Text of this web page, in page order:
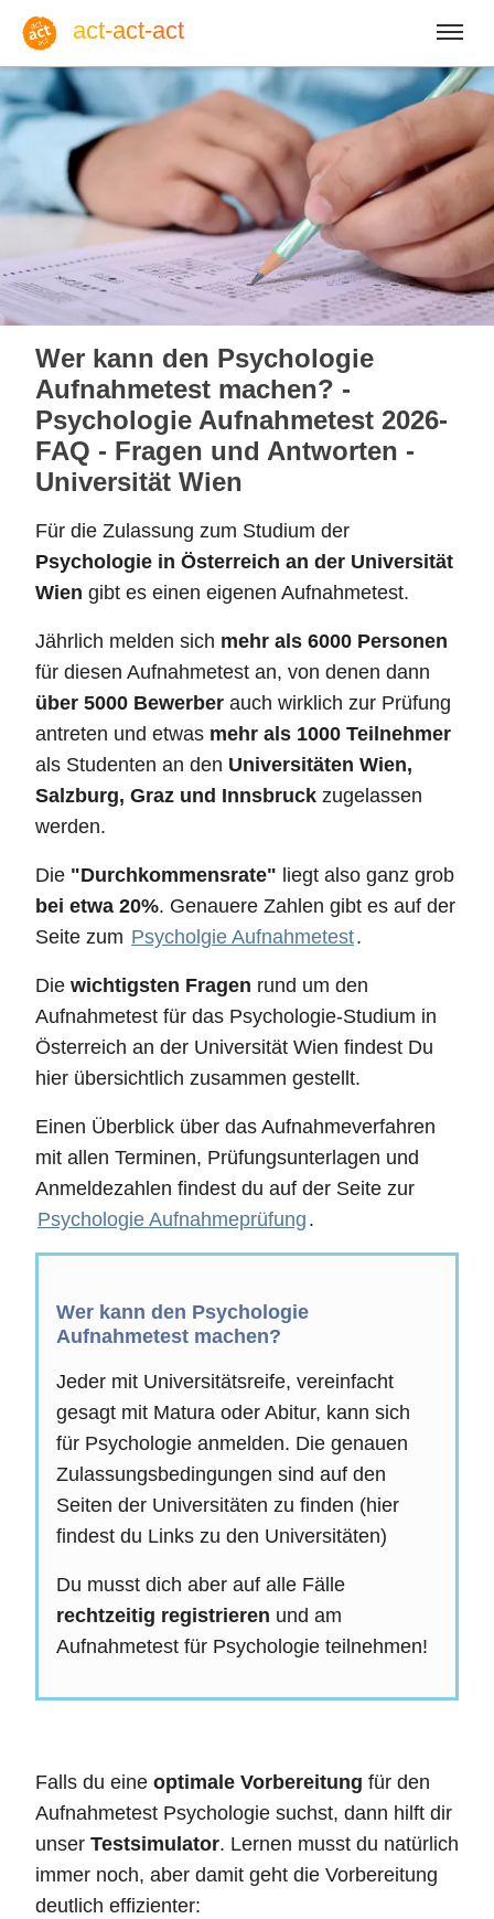
act-act-act
Anmelden
Blog
Do, 06. August 2026 | 32
Englisch Deutsch Spanisch
Wer kann den Psychologie
Aufnahmetest machen? -
Psychologie Aufnahmetest 2026-
FAQ - Fragen und Antworten -
Universität Wien
Für die Zulassung zum Studium der
Psychologie in Österreich an der Universität
Wien gibt es einen eigenen Aufnahmetest.
Jährlich melden sich mehr als 6000 Personen
für diesen Aufnahmetest an, von denen dann
über 5000 Bewerber auch wirklich zur Prüfung
antreten und etwas mehr als 1000 Teilnehmer
als Studenten an den Universitäten Wien,
Salzburg, Graz und Innsbruck zugelassen
werden.
Die "Durchkommensrate" liegt also ganz grob
bei etwa 20%. Genauere Zahlen gibt es auf der
Seite zum Psycholgie Aufnahmetest.
Die wichtigsten Fragen rund um den
Aufnahmetest für das Psychologie-Studium in
Österreich an der Universität Wien findest Du
hier übersichtlich zusammen gestellt.
Einen Überblick über das Aufnahmeverfahren
mit allen Terminen, Prüfungsunterlagen und
Anmeldezahlen findest du auf der Seite zur
Psychologie Aufnahmeprüfung .
Wer kann den Psychologie
Aufnahmetest machen?
Jeder mit Universitätsreife, vereinfacht
gesagt mit Matura oder Abitur, kann sich
für Psychologie anmelden. Die genauen
Zulassungsbedingungen sind auf den
Seiten der Universitäten zu finden (hier
findest du Links zu den Universitäten)
Du musst dich aber auf alle Fälle
rechtzeitig registrieren und am
Aufnahmetest für Psychologie teilnehmen!
Falls du eine optimale Vorbereitung für den
Aufnahmetest Psychologie suchst, dann hilft dir
unser Testsimulator. Lernen musst du natürlich
immer noch, aber damit geht die Vorbereitung
deutlich effizienter: